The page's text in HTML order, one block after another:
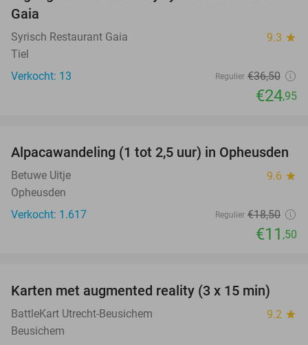
Gaia
Syrisch Restaurant Gaia 9.3 star
Tiel
Verkocht: 13
Regulier €36,50
€24,95
38%
Alpacawandeling (1 tot 2,5 uur) in Opheusden
Betuwe Uitje 9.6 star
Opheusden
Verkocht: 1.617
Regulier €18,50
€11 ,50
35%
Karten met augmented reality (3 x 15 min)
BattleKart Utrecht-Beusichem 9.2 star
Beusichem